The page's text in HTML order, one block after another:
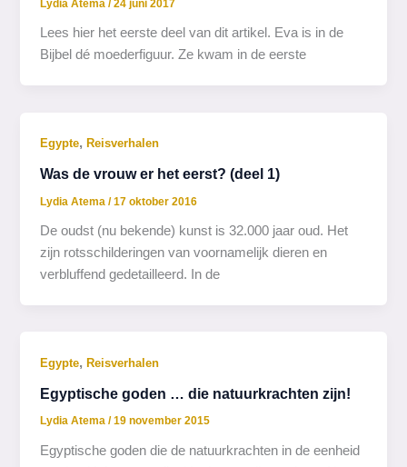
Lydia Atema/24 juni 2017
Lees hier het eerste deel van dit artikel. Eva is in de
Bijbel dé moederfiguur. Ze kwam in de eerste
Egypte,Reisverhalen
Was de vrouw er het eerst? (deel 1)
Lydia Atema/17 oktober 2016
De oudst (nu bekende) kunst is 32.000 jaar oud. Het
zijn rotsschilderingen van voornamelijk dieren en
verbluffend gedetailleerd. In de
Egypte,Reisverhalen
Egyptische goden … die natuurkrachten zijn!
Lydia Atema/19 november 2015
Egyptische goden die de natuurkrachten in de eenheid